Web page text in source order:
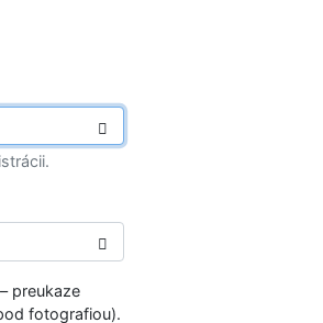
preukaze
fotografiou).